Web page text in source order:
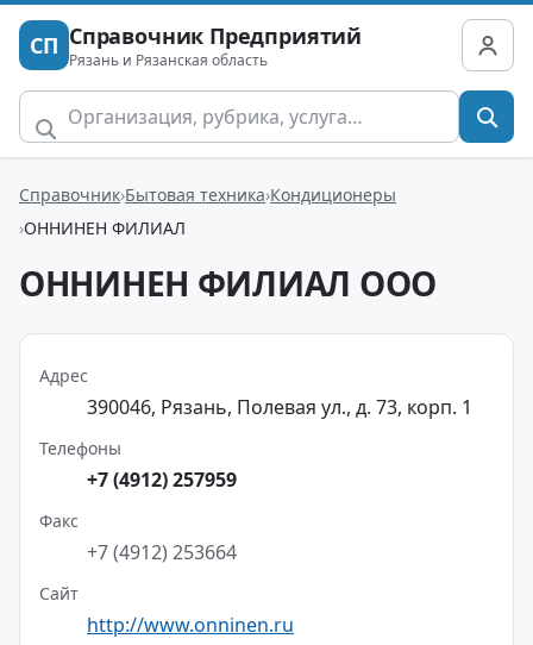
СП Справочник Предприятий
Рязань и Рязанская область
Справочник Бытовая техника Кондиционеры
ОННИНЕН ФИЛИАЛ
ОННИНЕН ФИЛИАЛ ООО
Адрес
390046, Рязань, Полевая ул., д. 73, корп. 1
Телефоны
+7 (4912) 257959
Факс
+7 (4912) 253664
Сайт
http://www.onninen.ru